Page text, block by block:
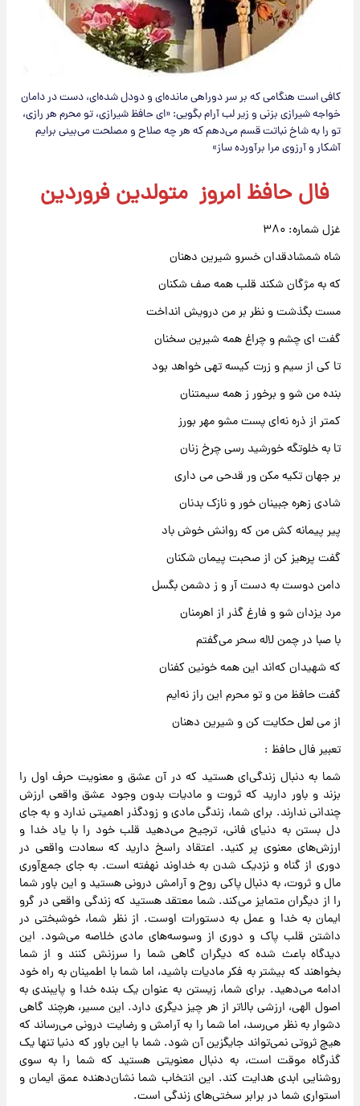
کافی است هنگامی که بر سر دوراهی مانده‌ای و دودل شده‌ای، دست در دامان
خواجه شیرازی بزنی و زیر لب آرام بگویی: «ای حافظ شیرازی، تو محرم هر رازی،
تو را به شاخ نباتت قسم می‌دهم که هر چه صلاح و مصلحت می‌بینی برایم
آشکار و آرزوی مرا برآورده ساز»
فال حافظ امروز متولدین فروردین
غزل شماره: ۳۸۰
شاه شمشادقدان خسرو شیرین دهنان
که به مژگان شکند قلب همه صف شکنان
مست بگذشت و نظر بر من درویش انداخت
گفت ای چشم و چراغ همه شیرین سخنان
تا کی از سیم و زرت کیسه تهی خواهد بود
بنده من شو و برخور ز همه سیمتنان
کمتر از ذره نه‌ای پست مشو مهر بورز
تا به خلوتگه خورشید رسی چرخ زنان
بر جهان تکیه مکن ور قدحی می داری
شادی زهره جبینان خور و نازک بدنان
پیر پیمانه کش من که روانش خوش باد
گفت پرهیز کن از صحبت پیمان شکنان
دامن دوست به دست آر و ز دشمن بگسل
مرد یزدان شو و فارغ گذر از اهرمنان
با صبا در چمن لاله سحر می‌گفتم
که شهیدان که‌اند این همه خونین کفنان
گفت حافظ من و تو محرم این راز نه‌ایم
از می لعل حکایت کن و شیرین دهنان
تعبیر فال حافظ :
شما به دنبال زندگی‌ای هستید که در آن عشق و معنویت حرف اول را
بزند و باور دارید که ثروت و مادیات بدون وجود عشق واقعی ارزش
چندانی ندارند. برای شما، زندگی مادی و زودگذر اهمیتی ندارد و به جای
دل بستن به دنیای فانی، ترجیح می‌دهید قلب خود را با یاد خدا و
ارزش‌های معنوی پر کنید. اعتقاد راسخ دارید که سعادت واقعی در
دوری از گناه و نزدیک شدن به خداوند نهفته است. به جای جمع‌آوری
مال و ثروت، به دنبال پاکی روح و آرامش درونی هستید و این باور شما
را از دیگران متمایز می‌کند. شما معتقد هستید که زندگی واقعی در گرو
ایمان به خدا و عمل به دستورات اوست. از نظر شما، خوشبختی در
داشتن قلب پاک و دوری از وسوسه‌های مادی خلاصه می‌شود. این
دیدگاه باعث شده که دیگران گاهی شما را سرزنش کنند و از شما
بخواهند که بیشتر به فکر مادیات باشید، اما شما با اطمینان به راه خود
ادامه می‌دهید. برای شما، زیستن به عنوان یک بنده خدا و پایبندی به
اصول الهی، ارزشی بالاتر از هر چیز دیگری دارد. این مسیر، هرچند گاهی
دشوار به نظر می‌رسد، اما شما را به آرامش و رضایت درونی می‌رساند که
هیچ ثروتی نمی‌تواند جایگزین آن شود. شما با این باور که دنیا تنها یک
گذرگاه موقت است، به دنبال معنویتی هستید که شما را به سوی
روشنایی ابدی هدایت کند. این انتخاب شما نشان‌دهنده عمق ایمان و
استواری شما در برابر سختی‌های زندگی است.